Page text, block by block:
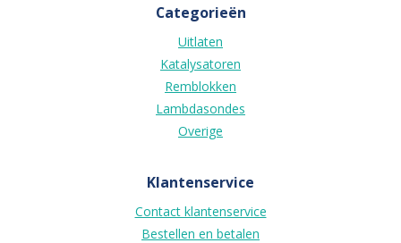
Categorieën
Uitlaten
Katalysatoren
Remblokken
Lambdasondes
Overige
Klantenservice
Contact klantenservice
Bestellen en betalen